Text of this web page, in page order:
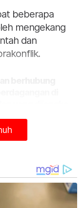
beberapa
mengekang
dan
damai tidak
kata